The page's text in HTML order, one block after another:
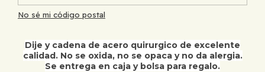
No sé mi código postal
Dije y cadena de acero quirurgico de excelente
calidad. No se oxida, no se opaca y no da alergia.
Se entrega en caja y bolsa para regalo.